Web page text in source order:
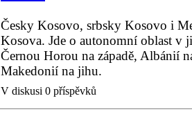
Česky Kosovo, srbsky Kosovo i
Kosova. Jde o autonomní oblast v
Černou Horou na západě, Albánií
Makedonií na jihu.
V diskusi 0 příspěvků